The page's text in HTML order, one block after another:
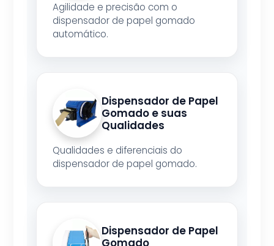
Agilidade e precisão com o
dispensador de papel gomado
automático.
Dispensador de Papel
Gomado e suas
Qualidades
Qualidades e diferenciais do
dispensador de papel gomado.
Dispensador de Papel
Gomado